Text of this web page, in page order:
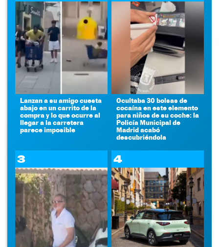
Lanzan a su amigo cuesta
abajo en un carrito de la
compra y lo que ocurre al
llegar a la carretera
parece imposible
Ocultaba 30 bolsas de
cocaína en este elemento
para niños de su coche: la
Policía Municipal de
Madrid acabó
descubriéndola
3 4